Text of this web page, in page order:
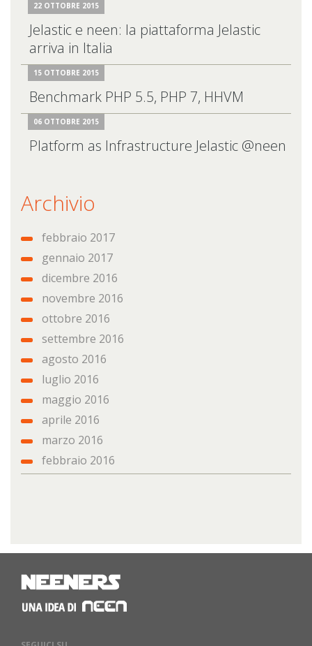
22 OTTOBRE 2015
Jelastic e neen: la piattaforma Jelastic
arriva in Italia
15 OTTOBRE 2015
Benchmark PHP 5.5, PHP 7, HHVM
06 OTTOBRE 2015
Platform as Infrastructure Jelastic @neen
Archivio
febbraio 2017
gennaio 2017
dicembre 2016
novembre 2016
ottobre 2016
settembre 2016
agosto 2016
luglio 2016
maggio 2016
aprile 2016
marzo 2016
febbraio 2016